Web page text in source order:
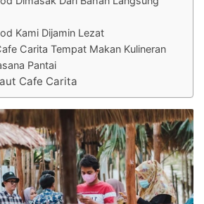
Kami Dijamin Lezat
Carita Tempat Makan Kulineran
Pantai
Cafe Carita